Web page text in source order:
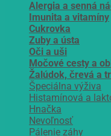
Alergia a senná
Imunita a vitamíny
Cukrovka
Zuby a ústa
Oči a uši
Močové cesty a
Žalúdok, črevá a
Špeciálna výživa
Histamínová a
Hnačka
Nevoľnosť
Pálenie záhy